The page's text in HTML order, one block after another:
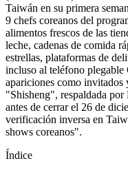
Taiwán en su primera
9 chefs coreanos del
alimentos frescos de las
leche, cadenas de comida
estrellas, plataformas de
incluso al teléfono
apariciones como invitados
"Shisheng", respaldada
antes de cerrar el 26 de
verificación inversa en
shows coreanos".
Índice